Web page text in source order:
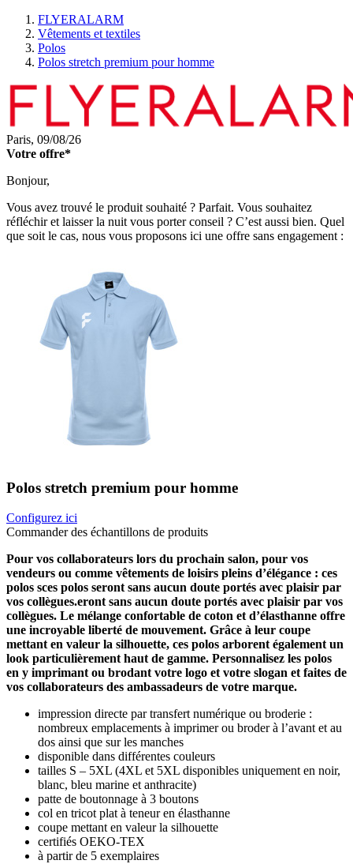
FLYERALARM
Vêtements et textiles
Polos
Polos stretch premium pour homme
Paris, 09/08/26
Votre offre*
Bonjour,
Vous avez trouvé le produit souhaité ? Parfait. Vous souhaitez
réfléchir et laisser la nuit vous porter conseil ? C’est aussi bien. Quel
que soit le cas, nous vous proposons ici une offre sans engagement :
Polos stretch premium pour homme
Configurez ici
Commander des échantillons de produits
Pour vos collaborateurs lors du prochain salon, pour vos
vendeurs ou comme vêtements de loisirs pleins d’élégance : ces
polos sces polos seront sans aucun doute portés avec plaisir par
vos collègues.eront sans aucun doute portés avec plaisir par vos
collègues. Le mélange confortable de coton et d’élasthanne offre
une incroyable liberté de mouvement. Grâce à leur coupe
mettant en valeur la silhouette, ces polos arborent également un
look particulièrement haut de gamme. Personnalisez les polos
en y imprimant ou brodant votre logo et votre slogan et faites de
vos collaborateurs des ambassadeurs de votre marque.
impression directe par transfert numérique ou broderie :
nombreux emplacements à imprimer ou broder à l’avant et au
dos ainsi que sur les manches
disponible dans différentes couleurs
tailles S – 5XL (4XL et 5XL disponibles uniquement en noir,
blanc, bleu marine et anthracite)
patte de boutonnage à 3 boutons
col en tricot plat à teneur en élasthanne
coupe mettant en valeur la silhouette
certifiés OEKO-TEX
à partir de 5 exemplaires